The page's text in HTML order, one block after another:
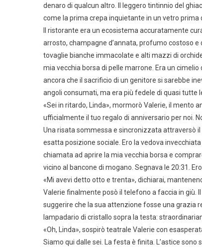
denaro di qualcun altro. Il leggero tintinnio del
come la prima crepa inquietante in un vetro prima
Il ristorante era un ecosistema accuratamente
arrosto, champagne d’annata, profumo costoso
tovaglie bianche immacolate e alti mazzi di
mia vecchia borsa di pelle marrone. Era un
ancora che il sacrificio di un genitore si sarebbe
angoli consumati, ma era più fedele di quasi tutte
«Sei in ritardo, Linda», mormorò Valerie, il mento
ufficialmente il tuo regalo di anniversario per noi.
Una risata sommessa e sincronizzata attraversò
esatta posizione sociale. Ero la vedova
chiamata ad aprire la mia vecchia borsa e
vicino al bancone di mogano. Segnava le 20:31.
«Mi avevi detto otto e trenta», dichiarai,
Valerie finalmente posò il telefono a faccia in
suggerire che la sua attenzione fosse una grazia
lampadario di cristallo sopra la testa:
«Oh, Linda», sospirò teatrale Valerie con
Siamo qui dalle sei. La festa è finita. L’astice